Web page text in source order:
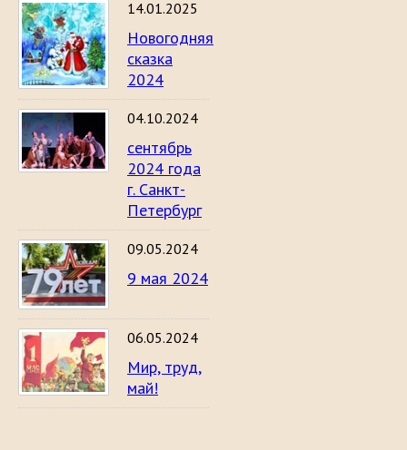
14.01.2025
Новогодняя
сказка
2024
04.10.2024
сентябрь
2024 года
г. Санкт-
Петербург
09.05.2024
9 мая 2024
06.05.2024
Мир, труд,
май!